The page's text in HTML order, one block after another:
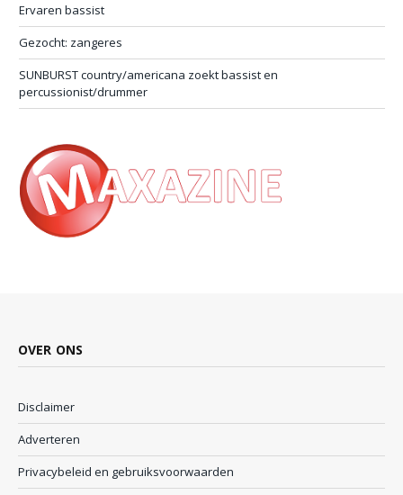
Ervaren bassist
Gezocht: zangeres
SUNBURST country/americana zoekt bassist en
percussionist/drummer
OVER ONS
Disclaimer
Adverteren
Privacybeleid en gebruiksvoorwaarden